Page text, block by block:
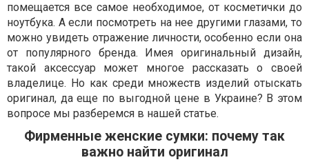
помещается все самое необходимое, от косметички до
ноутбука. А если посмотреть на нее другими глазами, то
можно увидеть отражение личности, особенно если она
от популярного бренда. Имея оригинальный дизайн,
такой аксессуар может многое рассказать о своей
владелице. Но как среди множеств изделий отыскать
оригинал, да еще по выгодной цене в Украине? В этом
вопросе мы разберемся в нашей статье.
Фирменные женские сумки: почему так
важно найти оригинал